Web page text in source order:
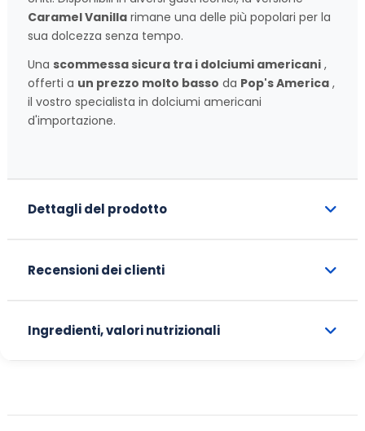
Caramel Vanilla rimane una delle più popolari per la
sua dolcezza senza tempo.
Una scommessa sicura tra i dolciumi americani ,
offerti a un prezzo molto basso da Pop's America ,
il vostro specialista in dolciumi americani
d'importazione.
Dettagli del prodotto
Recensioni dei clienti
Ingredienti, valori nutrizionali